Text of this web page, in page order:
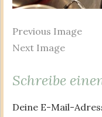
Previous Image
Next Image
Schreibe
Deine E-Mail-